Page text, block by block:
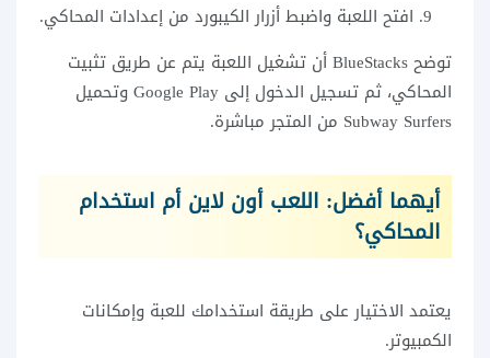
افتح اللعبة واضبط أزرار الكيبورد من إعدادات المحاكي.
توضح BlueStacks أن تشغيل اللعبة يتم عن طريق تثبيت
المحاكي، ثم تسجيل الدخول إلى Google Play وتحميل
Subway Surfers من المتجر مباشرة.
أيهما أفضل: اللعب أون لاين أم استخدام
المحاكي؟
يعتمد الاختيار على طريقة استخدامك للعبة وإمكانات
الكمبيوتر.